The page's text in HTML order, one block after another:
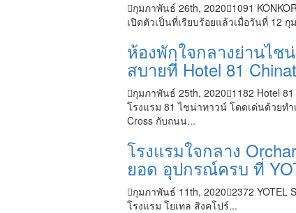
กุมภาพันธ์ 26th, 2020 1091
เปิดตัวเป็นที่เรียบร้อยแล้วเมื่อวันที่ 12
ห้องพักใจกลางย่านไช
สบายที่ Hotel 81
กุมภาพันธ์ 25th, 2020 1182 Hotel
โรงแรม 81 ไชน่าทาวน์ โดดเด่นด้วยท
Cross กับถนน...
โรงแรมใจกลาง
ยอด อุปกรณ์ครบ ที่
กุมภาพันธ์ 11th, 2020 2372 YOTEL
โรงแรม โยเทล สิงคโปร์...